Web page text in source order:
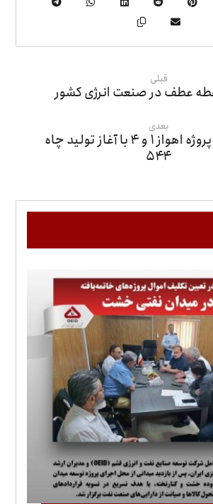
قبلی
عطف در صنعت انرژی کشور
بعدی
اتمام موفق پروژه اهواز ۱ و ۴ با آغاز تولید چاه
۵۴۴